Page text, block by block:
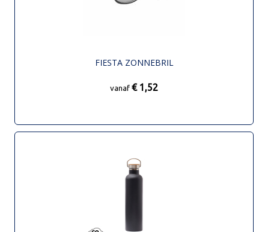
FIESTA ZONNEBRIL
vanaf € 1,52